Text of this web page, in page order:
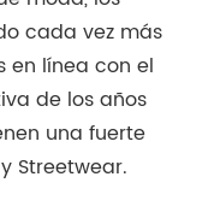
cada vez más
en línea con el
de los años
una fuerte
Streetwear.